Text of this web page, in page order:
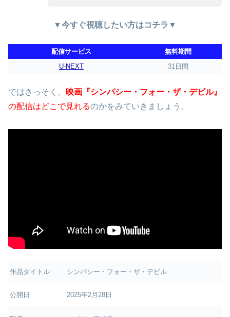
▼今すぐ視聴したい方はコチラ▼
配信サービス
無料期間
U-NEXT
31日間
ではさっそく、
映画『シンパシー・フォー・ザ・デビル』
の配信はどこで見れるのかをみていきましょう。
作品タイトル シンパシー・フォー・ザ・デビル
公開日 2025年2月28日